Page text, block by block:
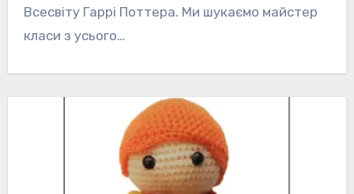
Всесвіту Гаррі Поттера. Ми шукаємо майстер
класи з усього…